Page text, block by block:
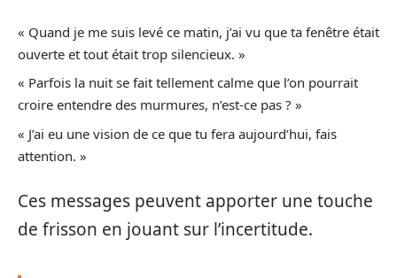
« Quand je me suis levé ce matin, j’ai vu que ta fenêtre était
ouverte et tout était trop silencieux. »
« Parfois la nuit se fait tellement calme que l’on pourrait
croire entendre des murmures, n’est-ce pas ? »
« J’ai eu une vision de ce que tu fera aujourd’hui, fais
attention. »
Ces messages peuvent apporter une touche
de frisson en jouant sur l’incertitude.